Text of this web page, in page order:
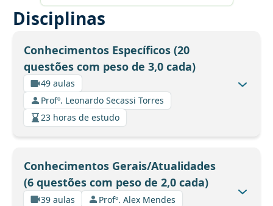
Disciplinas
Conhecimentos Específicos (20
questões com peso de 3,0 cada)
49 aulas
Profº. Leonardo Secassi Torres
23 horas de estudo
Conhecimentos Gerais/Atualidades
(6 questões com peso de 2,0 cada)
39 aulas
Profº. Alex Mendes